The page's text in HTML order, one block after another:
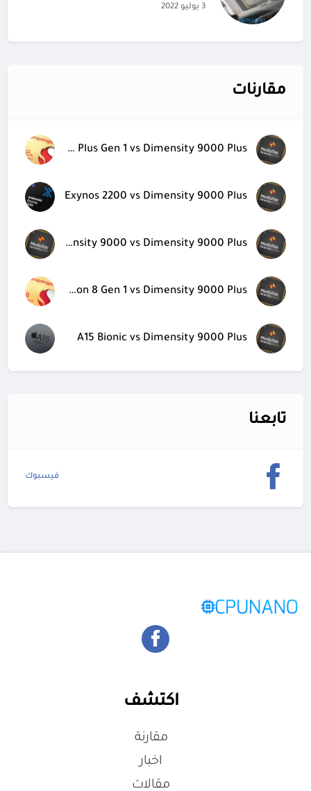
3 يوليو 2022
مقارنات
Snapdragon 8 Plus Gen 1 vs Dimensity 9000 Plus
Exynos 2200 vs Dimensity 9000 Plus
Dimensity 9000 vs Dimensity 9000 Plus
Snapdragon 8 Gen 1 vs Dimensity 9000 Plus
A15 Bionic vs Dimensity 9000 Plus
تابعنا
فيسبوك
اكتشف
مقارنة
اخبار
مقالات